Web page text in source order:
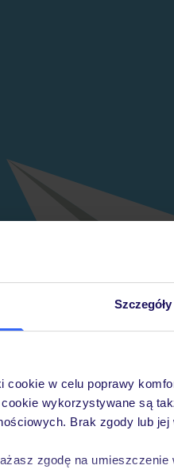
Szczegóły
cookie w celu poprawy
wykorzystywane są
Brak zgody lub
zgodę na